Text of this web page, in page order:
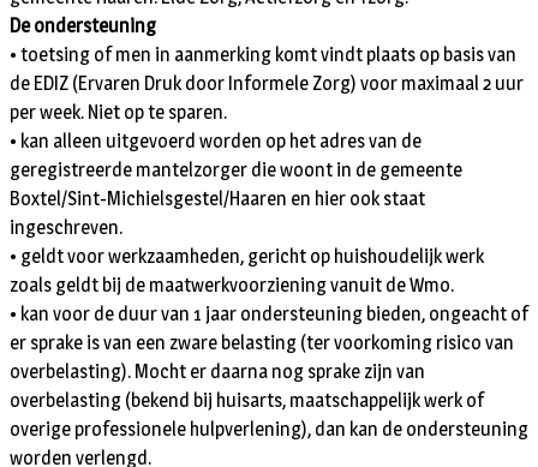
De ondersteuning
• toetsing of men in aanmerking komt vindt plaats op basis van
de EDIZ (Ervaren Druk door Informele Zorg) voor maximaal 2 uur
per week. Niet op te sparen.
• kan alleen uitgevoerd worden op het adres van de
geregistreerde mantelzorger die woont in de gemeente
Boxtel/Sint-Michielsgestel/Haaren en hier ook staat
ingeschreven.
• geldt voor werkzaamheden, gericht op huishoudelijk werk
zoals geldt bij de maatwerkvoorziening vanuit de Wmo.
• kan voor de duur van 1 jaar ondersteuning bieden, ongeacht of
er sprake is van een zware belasting (ter voorkoming risico van
overbelasting). Mocht er daarna nog sprake zijn van
overbelasting (bekend bij huisarts, maatschappelijk werk of
overige professionele hulpverlening), dan kan de ondersteuning
worden verlengd.